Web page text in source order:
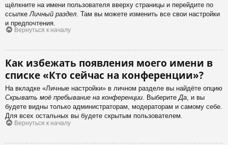
щёлкните на имени пользователя вверху страницы и перейдите по
ссылке Личный раздел . Там вы можете изменить все свои настройки
и предпочтения.
Вернуться к началу
Как избежать появления моего имени в
списке «Кто сейчас на конференции»?
На вкладке «Личные настройки» в личном разделе вы найдёте опцию
Скрывать моё пребывание на конференции. ВыберитеДа, и вы
будете видны только администраторам, модераторам и самому себе.
Для всех остальных вы будете скрытым пользователем.
Вернуться к началу